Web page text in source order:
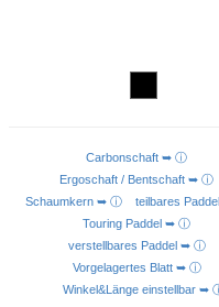
AUSFÜHRUNG WÄHLEN
Carbonschaft ➥ ⓘ
Ergoschaft / Bentschaft ➥ ⓘ
Schaumkern ➥ ⓘ teilbares
Touring Paddel ➥ ⓘ
verstellbares Paddel ➥ ⓘ
Vorgelagertes Blatt ➥ ⓘ
Winkel&Länge einstellbar ➥